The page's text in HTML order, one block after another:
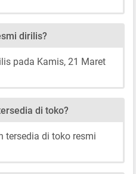
dirilis?
pada Kamis, 21 Maret
di toko?
tersedia di toko resmi